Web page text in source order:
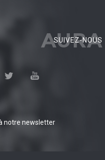
AURA
SUIVEZ-NOUS
notre newsletter